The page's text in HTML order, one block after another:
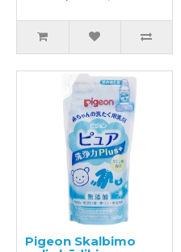
Pigeon Skalbimo